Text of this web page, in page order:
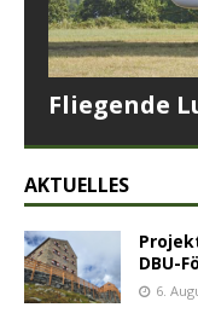
Fliegende
AKTUELLES
DBU-
6.